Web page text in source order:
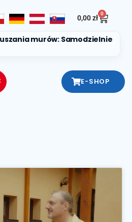
0,00zł
0
murów: Samodzielnie
E-SHOP